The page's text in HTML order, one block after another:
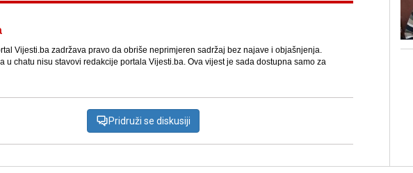
Vijesti.ba zadržava pravo da obriše neprimjeren sadržaj bez najave i objašnjenja.
u chatu nisu stavovi redakcije portala Vijesti.ba. Ova vijest je sada dostupna samo za
Pridruži se diskusiji